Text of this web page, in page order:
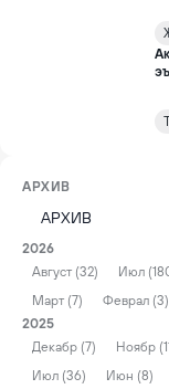
АРХИВ
2026
Август (32)
Июл
Март (7)
Феврал (3)
2025
Декабр (7)
Ноябр
Июл (36)
Июн (8)